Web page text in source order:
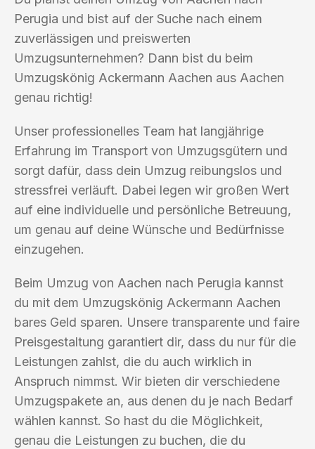
Perugia und bist auf der Suche nach einem
zuverlässigen und preiswerten
Umzugsunternehmen? Dann bist du beim
Umzugskönig Ackermann Aachen aus Aachen
genau richtig!
Unser professionelles Team hat langjährige
Erfahrung im Transport von Umzugsgütern und
sorgt dafür, dass dein Umzug reibungslos und
stressfrei verläuft. Dabei legen wir großen Wert
auf eine individuelle und persönliche Betreuung,
um genau auf deine Wünsche und Bedürfnisse
einzugehen.
Beim Umzug von Aachen nach Perugia kannst
du mit dem Umzugskönig Ackermann Aachen
bares Geld sparen. Unsere transparente und faire
Preisgestaltung garantiert dir, dass du nur für die
Leistungen zahlst, die du auch wirklich in
Anspruch nimmst. Wir bieten dir verschiedene
Umzugspakete an, aus denen du je nach Bedarf
wählen kannst. So hast du die Möglichkeit,
genau die Leistungen zu buchen, die du